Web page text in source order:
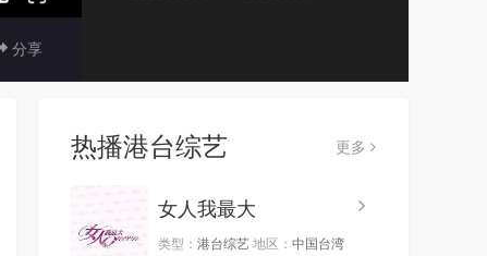
分享
热播港台综艺 更多
女人我最大
类型： 港台综艺 地区： 中国台湾